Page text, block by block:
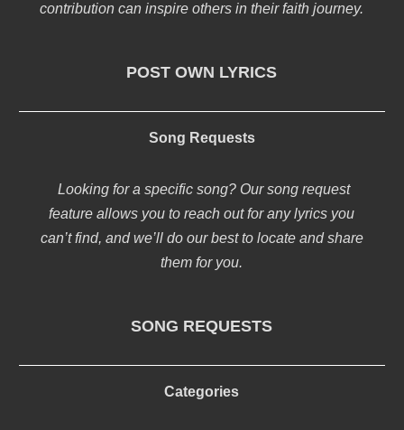
contribution can inspire others in their faith journey.
POST OWN LYRICS
Song Requests
Looking for a specific song? Our song request
feature allows you to reach out for any lyrics you
can’t find, and we’ll do our best to locate and share
them for you.
SONG REQUESTS
Categories